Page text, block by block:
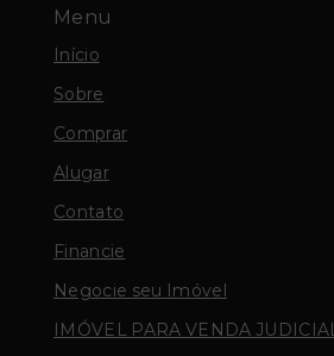
Menu
Início
Sobre
Comprar
Alugar
Contato
Financie
Negocie seu Imóvel
IMÓVEL PARA VENDA JUDICIAL